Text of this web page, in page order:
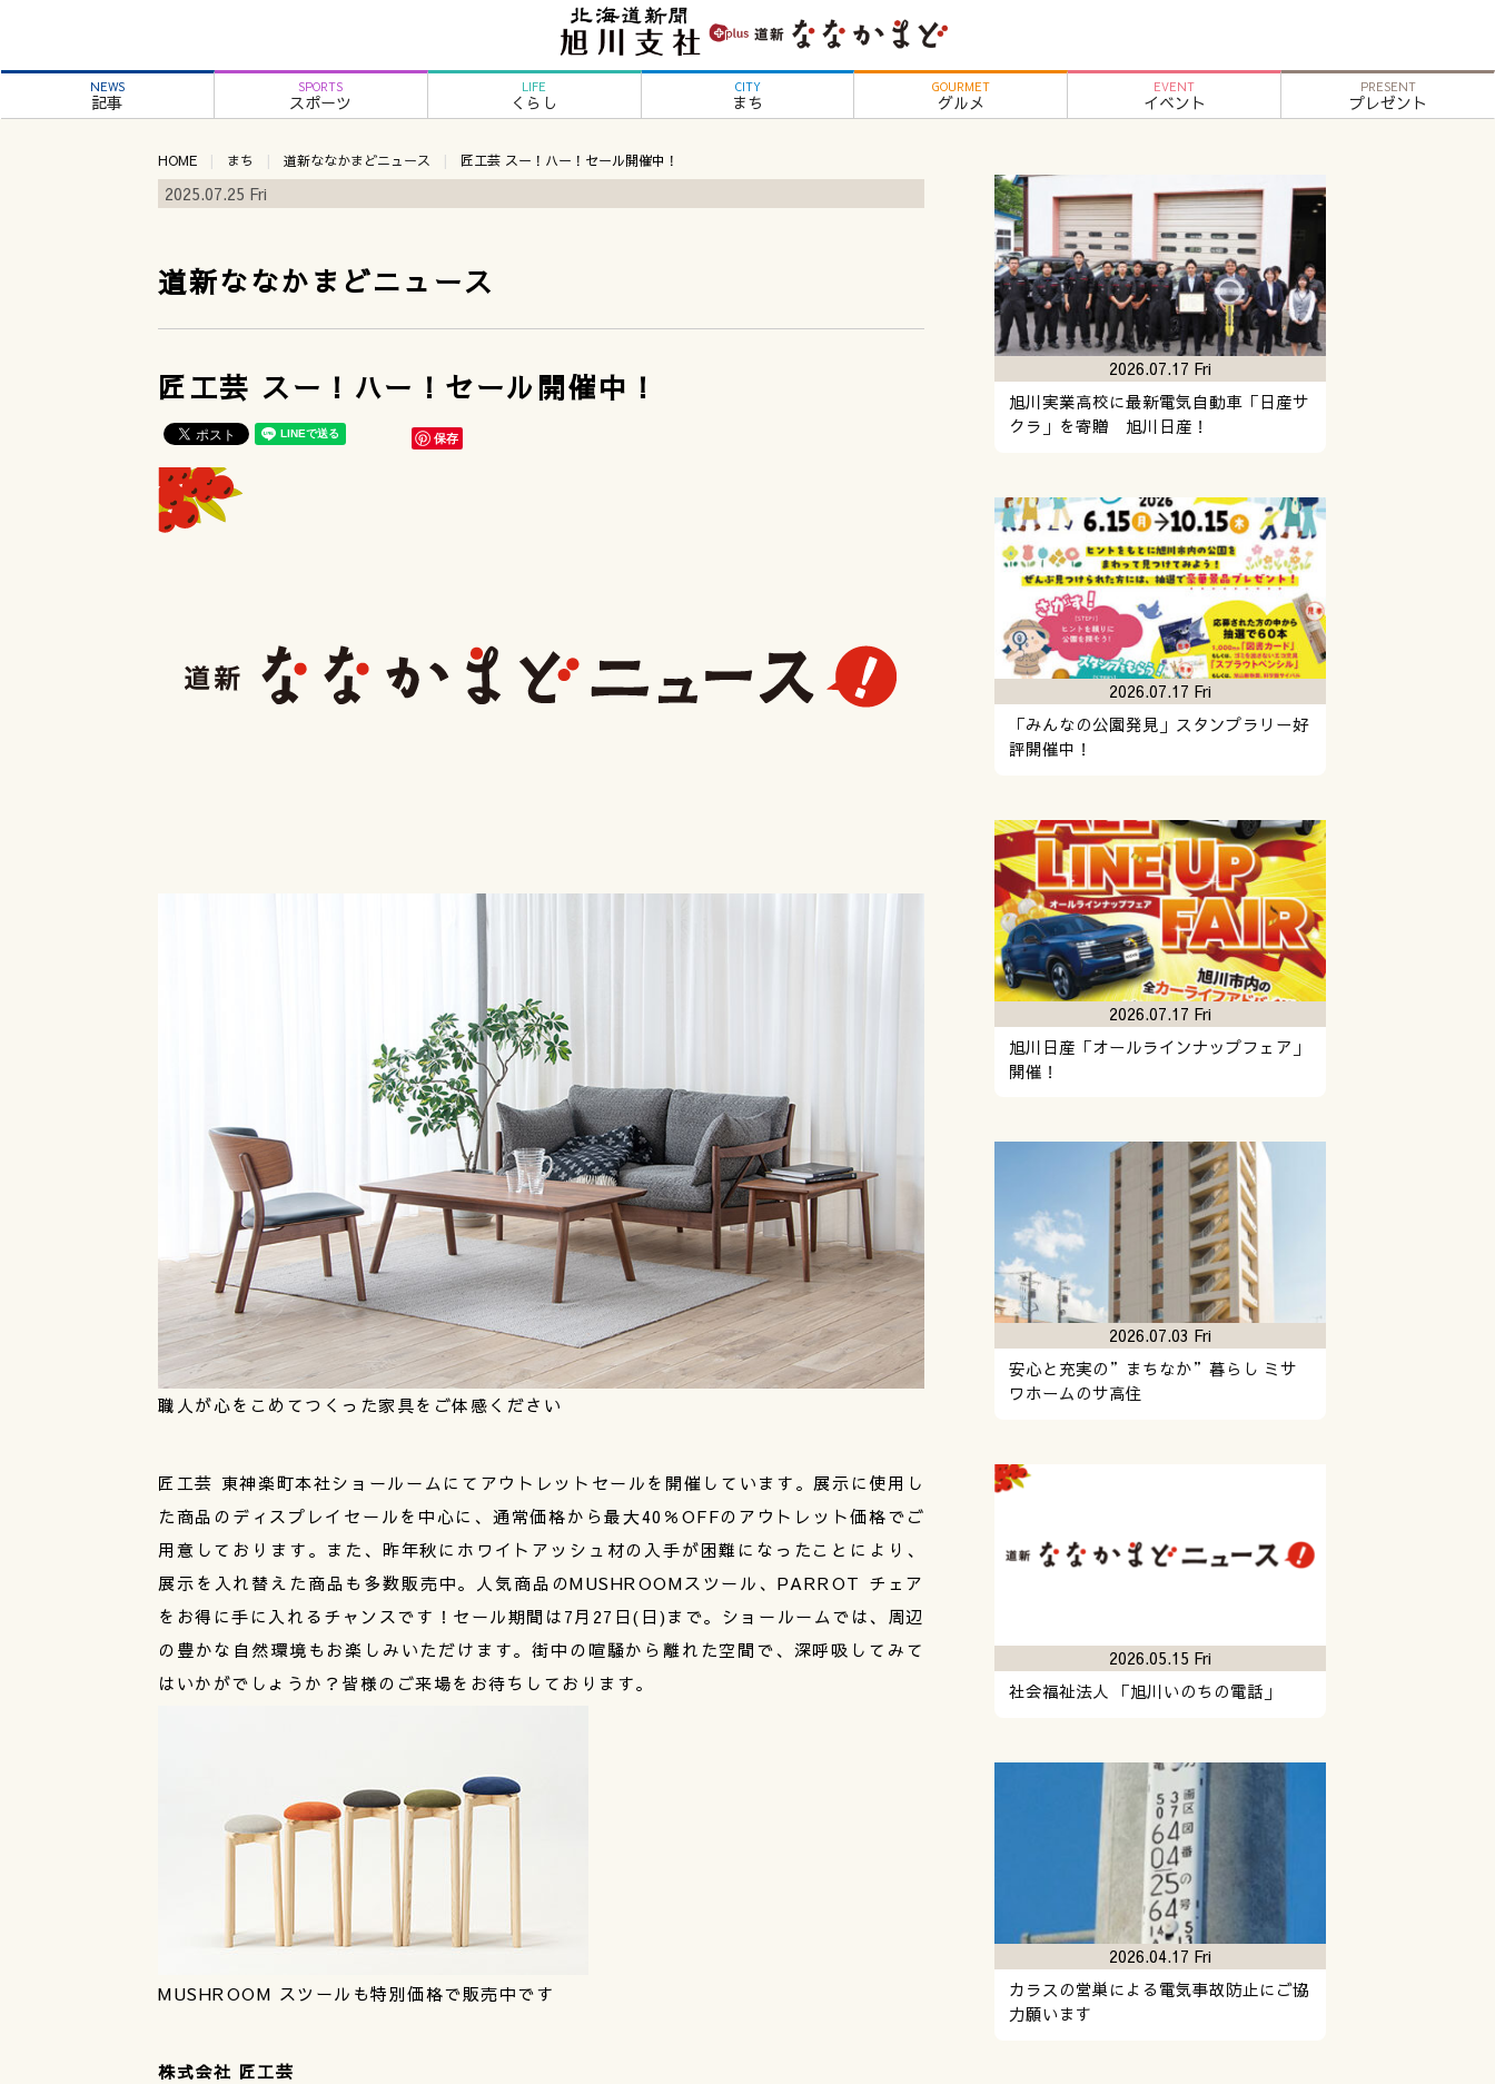
NEWS
記事
SPORTS
スポーツ
LIFE
くらし
CITY
まち
GOURMET
グルメ
EVENT
イベント
PRESENT
プレゼント
HOME まち 道新ななかまどニュース 匠工芸 スー！ハー！セール開催中！
2025.07.25 Fri
道新ななかまどニュース
匠工芸 スー！ハー！セール開催中！
保存
職人が心をこめてつくった家具をご体感ください
匠工芸 東神楽町本社ショールームにてアウトレットセールを開催しています。展示に使用し
た商品のディスプレイセールを中心に、通常価格から最大40％OFFのアウトレット価格でご
用意しております。また、昨年秋にホワイトアッシュ材の入手が困難になったことにより、
展示を入れ替えた商品も多数販売中。人気商品のMUSHROOMスツール、PARROT チェア
をお得に手に入れるチャンスです！セール期間は7月27日(日)まで。ショールームでは、周辺
の豊かな自然環境もお楽しみいただけます。街中の喧騒から離れた空間で、深呼吸してみて
はいかがでしょうか？皆様のご来場をお待ちしております。
MUSHROOM スツールも特別価格で販売中です
株式会社 匠工芸
旭川実業高校に最新電気自動車「日産サ
クラ」を寄贈 旭川日産！
2026.07.17 Fri
「みんなの公園発見」スタンプラリー好
評開催中！
2026.07.17 Fri
旭川日産「オールラインナップフェア」
開催！
2026.07.17 Fri
安心と充実の”まちなか”暮らし ミサ
ワホームのサ高住
2026.07.03 Fri
社会福祉法人 「旭川いのちの電話」
2026.05.15 Fri
カラスの営巣による電気事故防止にご協
力願います
2026.04.17 Fri